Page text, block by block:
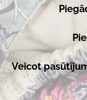
Veicot